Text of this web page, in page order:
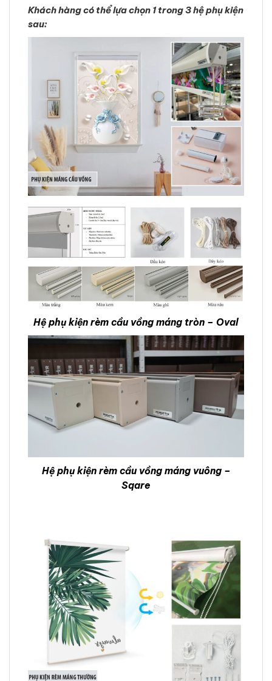
Khách hàng có thể lựa chọn 1 trong 3 hệ phụ kiện
sau:
Hệ phụ kiện rèm cầu vồng máng tròn – Oval
Hệ phụ kiện rèm cầu vồng máng vuông –
Sqare